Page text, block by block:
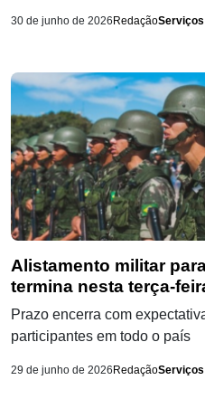
30 de junho de 2026 RedaçãoServiços
Alistamento militar
termina nesta terça-
Prazo encerra com
participantes em todo o país
29 de junho de 2026 RedaçãoServiços